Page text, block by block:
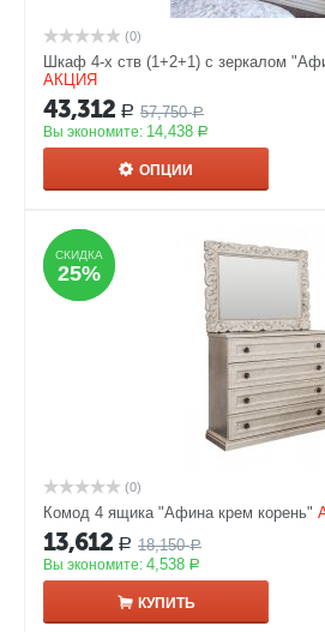
(0)
Шкаф 4-х ств (1+2+1) с зеркалом
АКЦИЯ
43,312 Р 57,750 Р
Вы экономите: 14,438 Р
ОПЦИИ
СКИДКА
25%
СКИДКА
25%
(0)
Комод 4 ящика "Афина крем корень"
13,612 Р 18,150 Р
Вы экономите: 4,538 Р
КУПИТЬ